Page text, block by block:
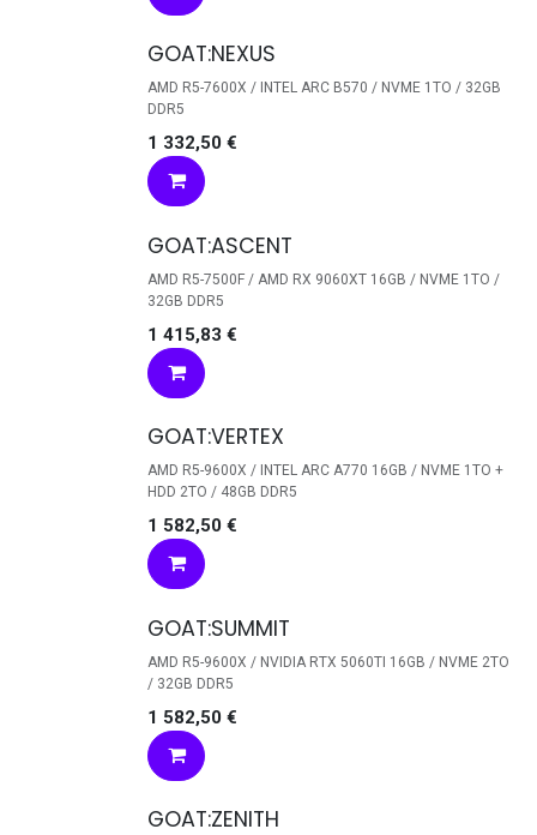
GOAT:NEXUS
AMD R5-7600X / INTEL ARC B570 / NVME 1TO / 32GB
DDR5
1 332,50 €
GOAT:ASCENT
AMD R5-7500F / AMD RX 9060XT 16GB / NVME 1TO /
32GB DDR5
1 415,83 €
GOAT:VERTEX
AMD R5-9600X / INTEL ARC A770 16GB / NVME 1TO +
HDD 2TO / 48GB DDR5
1 582,50 €
GOAT:SUMMIT
AMD R5-9600X / NVIDIA RTX 5060TI 16GB / NVME 2TO
/ 32GB DDR5
1 582,50 €
GOAT:ZENITH